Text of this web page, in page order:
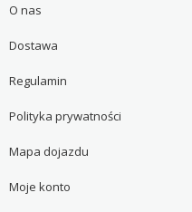
O nas
Dostawa
Regulamin
Polityka prywatności
Mapa dojazdu
Moje konto